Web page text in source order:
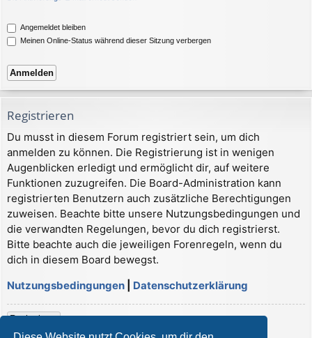
Angemeldet bleiben
Meinen Online-Status während dieser Sitzung verbergen
Registrieren
Du musst in diesem Forum registriert sein, um dich
anmelden zu können. Die Registrierung ist in wenigen
Augenblicken erledigt und ermöglicht dir, auf weitere
Funktionen zuzugreifen. Die Board-Administration kann
registrierten Benutzern auch zusätzliche Berechtigungen
zuweisen. Beachte bitte unsere Nutzungsbedingungen und
die verwandten Regelungen, bevor du dich registrierst.
Bitte beachte auch die jeweiligen Forenregeln, wenn du
dich in diesem Board bewegst.
Nutzungsbedingungen
Datenschutzerklärung
Registrieren